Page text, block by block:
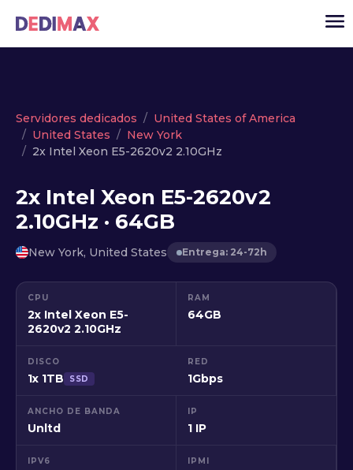
Solutions
Noticias
Servidores dedicados
United States of America
United States
New York
2x Intel Xeon E5-2620v2 2.10GHz
2x Intel Xeon E5-2620v2
2.10GHz · 64GB
New York, United States Entrega: 24-72h
CPU
2x Intel Xeon E5-
2620v2 2.10GHz
RAM
64GB
DISCO
1x 1TB SSD
RED
1Gbps
ANCHO DE BANDA
Unltd
IP
1 IP
IPV6 IPMI